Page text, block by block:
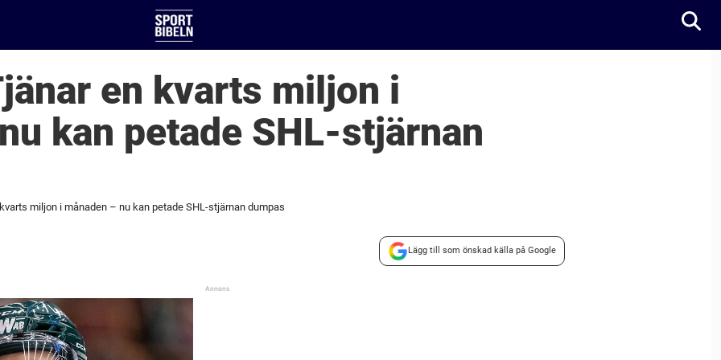
en kvarts miljon i
kan petade SHL-stjärnan
miljon i månaden – nu kan petade SHL-stjärnan dumpas
Lägg till som önskad källa på Google